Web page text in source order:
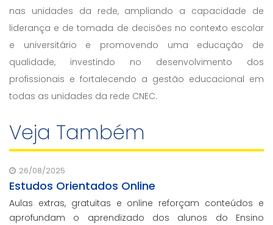
nas unidades da rede, ampliando a capacidade de
liderança e de tomada de decisões no contexto escolar
e universitário e promovendo uma educação de
qualidade, investindo no desenvolvimento dos
profissionais e fortalecendo a gestão educacional em
todas as unidades da rede CNEC.
Veja Também
26/08/2025
Estudos Orientados Online
Aulas extras, gratuitas e online reforçam conteúdos e
aprofundam o aprendizado dos alunos do Ensino